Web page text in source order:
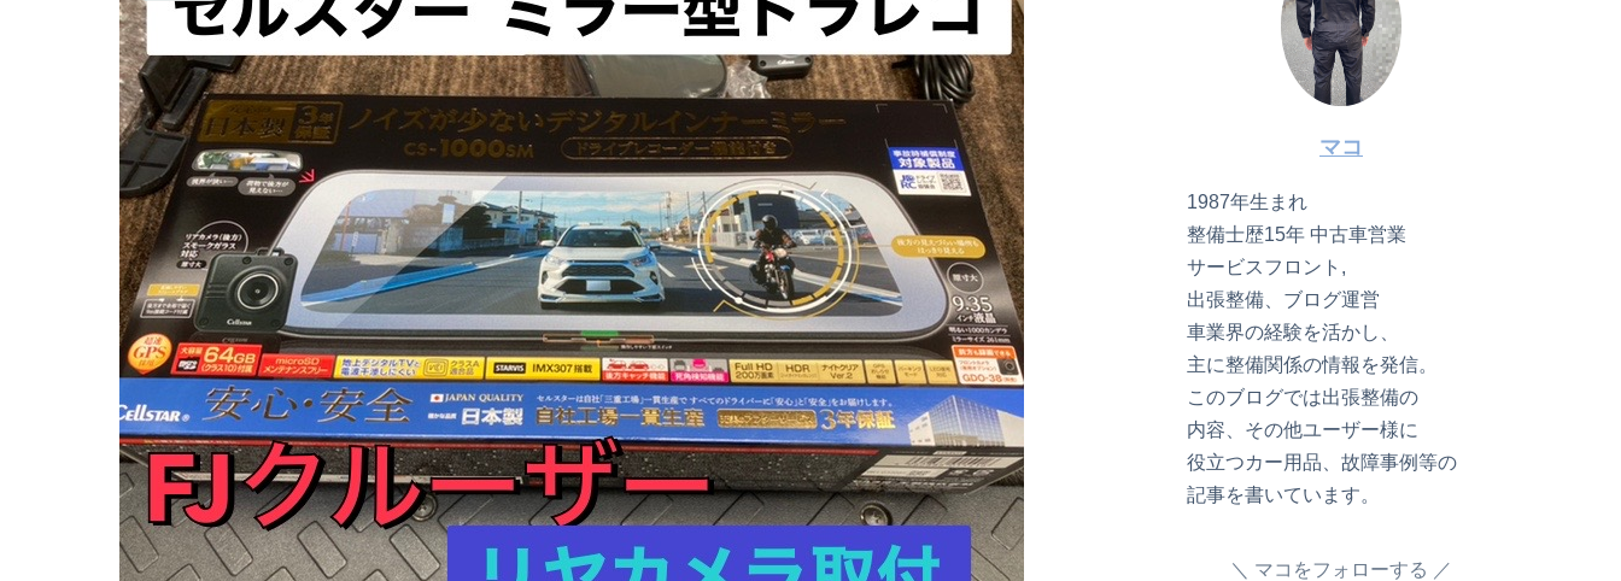
マコ
1987年生まれ
整備士歴15年 中古車営業
サービスフロント,
出張整備、ブログ運営
車業界の経験を活かし、
主に整備関係の情報を発信。
このブログでは出張整備の
内容、その他ユーザー様に
役立つカー用品、故障事例等の
記事を書いています。
マコをフォローする